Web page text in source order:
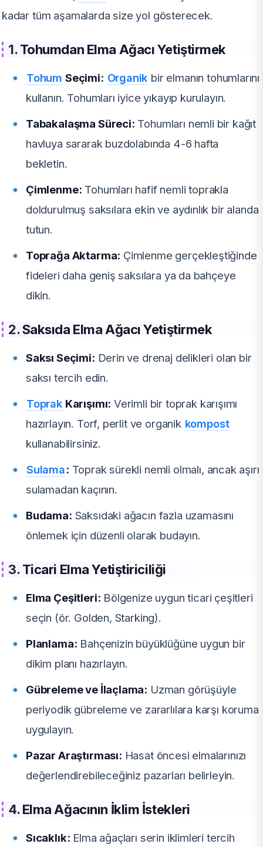
kadar tüm aşamalarda size yol gösterecek.
1.Tohumdan Elma Ağacı Yetiştirmek
Tohum Seçimi: Organik bir elmanın tohumlarını
kullanın. Tohumları iyice yıkayıp kurulayın.
Tabakalaşma Süreci: Tohumları nemli bir kağıt
havluya sararak buzdolabında 4-6 hafta
bekletin.
Çimlenme: Tohumları hafif nemli toprakla
doldurulmuş saksılara ekin ve aydınlık bir alanda
tutun.
Toprağa Aktarma: Çimlenme gerçekleştiğinde
fideleri daha geniş saksılara ya da bahçeye
dikin.
2.Saksıda Elma Ağacı Yetiştirmek
Saksı Seçimi: Derin ve drenaj delikleri olan bir
saksı tercih edin.
Toprak Karışımı: Verimli bir toprak karışımı
hazırlayın. Torf, perlit ve organik kompost
kullanabilirsiniz.
Sulama: Toprak sürekli nemli olmalı, ancak aşırı
sulamadan kaçının.
Budama: Saksıdaki ağacın fazla uzamasını
önlemek için düzenli olarak budayın.
3.Ticari Elma Yetiştiriciliği
Elma Çeşitleri: Bölgenize uygun ticari çeşitleri
seçin (ör. Golden, Starking).
Planlama: Bahçenizin büyüklüğüne uygun bir
dikim planı hazırlayın.
Gübreleme ve İlaçlama: Uzman görüşüyle
periyodik gübreleme ve zararlılara karşı koruma
uygulayın.
Pazar Araştırması: Hasat öncesi elmalarınızı
değerlendirebileceğiniz pazarları belirleyin.
4.Elma Ağacının İklim İstekleri
Sıcaklık: Elma ağaçları serin iklimleri tercih